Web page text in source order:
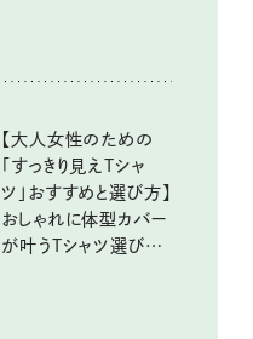
【大人女性のための
「すっきり見えTシャ
ツ」おすすめと選び方】
おしゃれに体型カバー
が叶うTシャツ選びの